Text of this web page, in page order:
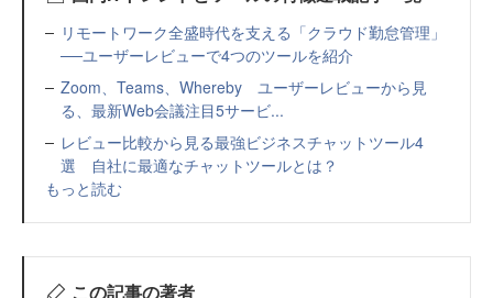
リモートワーク全盛時代を支える「クラウド勤怠管理」
──ユーザーレビューで4つのツールを紹介
Zoom、Teams、Whereby ユーザーレビューから見
る、最新Web会議注目5サービ...
レビュー比較から見る最強ビジネスチャットツール4
選 自社に最適なチャットツールとは？
もっと読む
この記事の著者